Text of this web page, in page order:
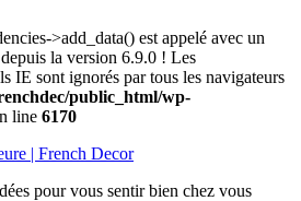
>add_data() est appelé avec un
depuis la version 6.9.0 ! Les
IE sont ignorés par tous les navigateurs
public_html/wp-
line 6170
| French Decor
pour vous sentir bien chez vous